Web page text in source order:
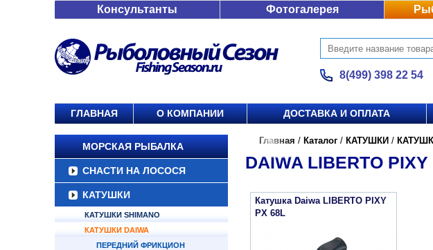
Консультанты Фотогалерея
8(499) 398 22 54
ГЛАВНАЯ О КОМПАНИИ ДОСТАВКА И ОПЛАТА
МОРСКАЯ РЫБАЛКА
СНАСТИ НА ЛОСОСЯ
КАТУШКИ
КАТУШКИ SHIMANO
КАТУШКИ DAIWA
ПЕРЕДНИЙ ФРИКЦИОН
Главная / Каталог / КАТУШКИ /
DAIWA LIBERTO PIXY
Катушка Daiwa LIBERTO PIXY
PX 68L